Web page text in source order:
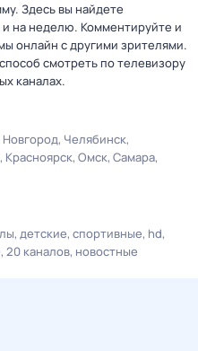
Здесь вы найдете
и на неделю. Комментируйте и
онлайн с другими зрителями.
смотреть по телевизору
каналах.
Челябинск
Красноярск Омск Самара
детские спортивные hd
20 каналов новостные